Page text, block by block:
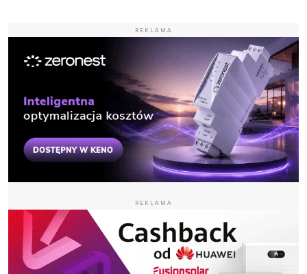
REKLAMA
REKLAMA